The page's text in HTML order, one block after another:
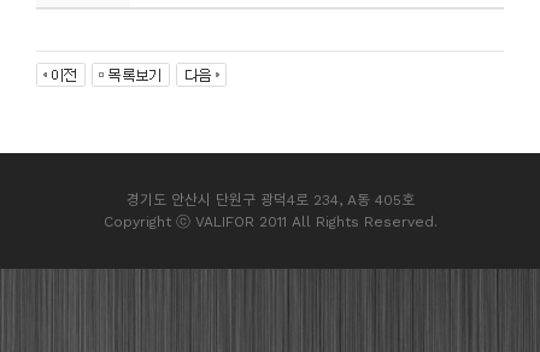
경기도 안산시 단원구 광덕4로 234, A동 405호
Copyright ⓒ VALIFOR 2011 All Rights Reserved.